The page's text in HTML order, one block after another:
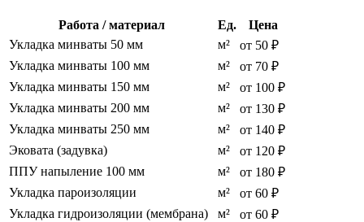
Работа / материал Ед.
Цена
Укладка минваты 50 мм
м²
от 50 ₽
Укладка минваты 100 мм
м²
от 70 ₽
Укладка минваты 150 мм
м²
от 100 ₽
Укладка минваты 200 мм
м²
от 130 ₽
Укладка минваты 250 мм
м²
от 140 ₽
Эковата (задувка)
м²
от 120 ₽
ППУ напыление 100 мм
м²
от 180 ₽
Укладка пароизоляции
м²
от 60 ₽
Укладка гидроизоляции (мембрана)
м² от 60 ₽